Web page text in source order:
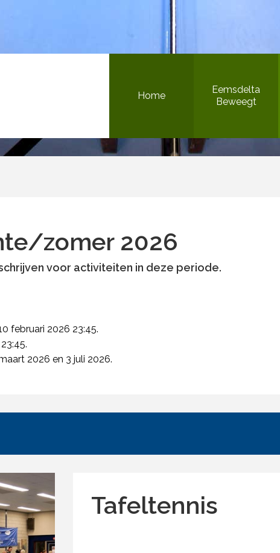
Home
Eemsdelta
Beweegt
Versterking sportaanbieders
Bewegen in de openbare
zomer 2026
voor activiteiten in deze periode.
februari 2026 23:45.
2026 en 3 juli 2026.
Tafeltennis